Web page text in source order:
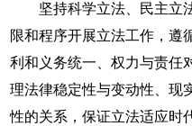
坚持科学立法、民主立
限和程序开展立法工作，遵
利和义务统一、权力与责任
理法律稳定性与变动性、现
性的关系，保证立法适应时